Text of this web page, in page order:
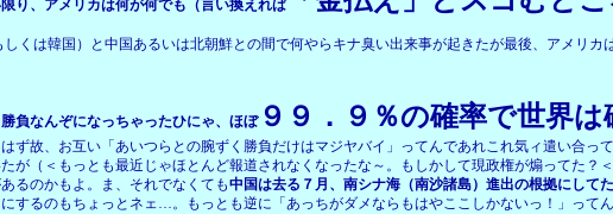
り、アメリカは何が何でも（言い換えれば
くは韓国）と中国あるいは北朝鮮との間で何やらキナ臭い出来事が起きたが最後、アメリ
負なんぞになっちゃったひにゃ、ほぼ９９．９％の確率で世界は
ず故、お互い「あいつらとの腕ずく勝負だけはマジヤバイ」ってんであれこれ気ィ遣い合っ
が（＜もっとも最近じゃほとんど報道されなくなったな～。もしかして現政権が煽ってた？
るのかもよ。ま、それでなくても中国は去る７月、南シナ海（南沙諸島）進出の根拠にして
するのもちょっとネェ…。もっとも逆に「あっちがダメならもはやここしかないっ！」って